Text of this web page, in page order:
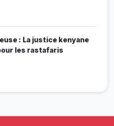
: La justice kenyane
les rastafaris